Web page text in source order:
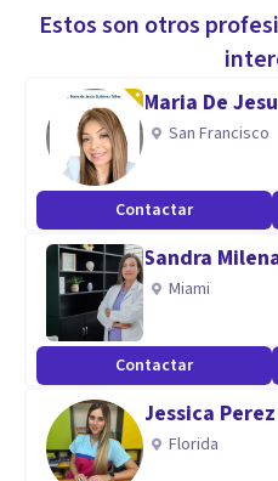
Estos son otros
Maria De
San Francisco
Contactar
Sandra
Miami
Contactar
Jessica
Florida